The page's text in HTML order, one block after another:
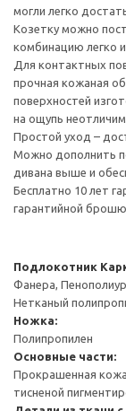
могли легко
Козетку можно
комбинацию легко
Для контактных
прочная кожаная
поверхностей
на ощупь
Простой уход –
Можно дополнить
дивана выше и
Бесплатно 10 лет
гарантийной
Подлокотник
Фанера,
Нетканый
Ножка:
Полипропилен
Основные части:
Прокрашенная кожа
тисненой